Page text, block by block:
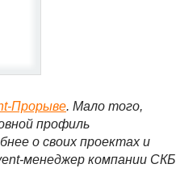
Прорыве. Мало того,
профиль
о своих проектах и
менеджер компании СКБ